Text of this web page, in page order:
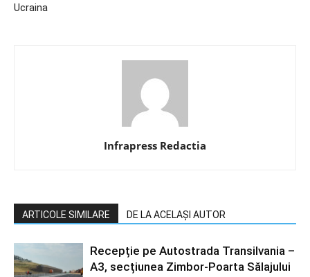
Ucraina
Infrapress Redactia
ARTICOLE SIMILARE DE LA ACELAȘI AUTOR
Recepție pe Autostrada Transilvania –
A3, secțiunea Zimbor-Poarta Sălajului